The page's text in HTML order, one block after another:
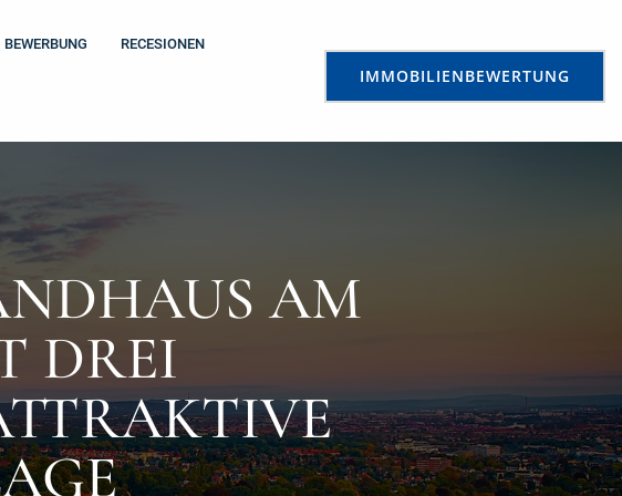
BEWERBUNG RECESIONEN
IMMOBILIENBEWERTUNG
AM
DREI